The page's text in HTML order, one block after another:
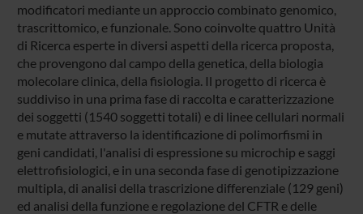
modificatori mediante un approccio combinato genomico,
trascrittomico, e funzionale. Sono coinvolte quattro Unità
di Ricerca esperte in diversi aspetti della ricerca proposta,
che provengono dal campo della genetica, della biologia
molecolare clinica, della fisiologia. Il progetto di ricerca è
suddiviso in una prima fase di raccolta e caratterizzazione
dei soggetti (1540 soggetti totali) e di linee cellulari normali
e mutate attraverso la identificazione di polimorfismi in
geni candidati, l'analisi di espressione su microchip e saggi
elettrofisiologici, e in una seconda fase di genotipizzazione
multipla, di analisi della trascrizione differenziale (129 geni)
ed analisi della funzione e regolazione del CFTR e delle